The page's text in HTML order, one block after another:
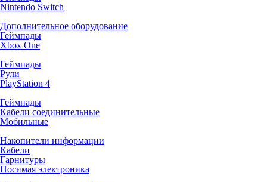
Nintendo Switch
Дополнительное оборудование
Геймпады
Xbox One
Геймпады
Рули
PlayStation 4
Геймпады
Кабели соединительные
Мобильные
Накопители информации
Кабели
Гарнитуры
Носимая электроника